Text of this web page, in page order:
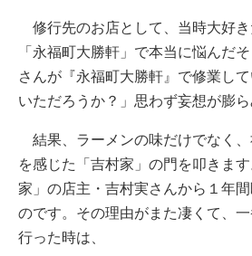
修行先のお店として、当時大好き
「永福町大勝軒」で本当に悩んだ
さんが『永福町大勝軒』で修業し
いただろうか？」思わず妄想が膨ら
結果、ラーメンの味だけでなく、
を感じた「吉村家」の門を叩きま
家」の店主・吉村実さんから１年
のです。その理由がまた凄くて、
行った時は、